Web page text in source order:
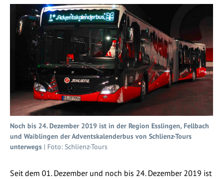
Noch bis 24. Dezember 2019 ist in der Region Esslingen, Fellbach
und Waiblingen der Adventskalenderbus von Schlienz-Tours
unterwegs | Foto: Schlienz-Tours
Seit dem 01. Dezember und noch bis 24. Dezember 2019 ist